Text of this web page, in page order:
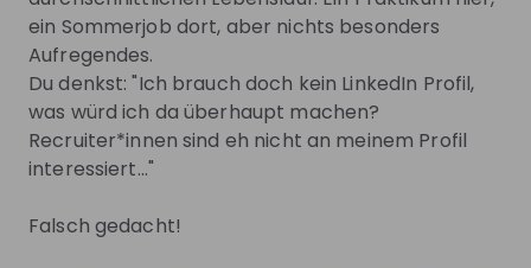
Be the first to know about job openings
Get tailored stream recommendations
Sign up now!
Mentors
ein Sommerjob dort, aber nichts besonders
Aufregendes.
Du denkst: "Ich brauch doch kein LinkedIn Profil,
was würd ich da überhaupt machen?
Recruiter*innen sind eh nicht an meinem Profil
interessiert..."
Falsch gedacht!